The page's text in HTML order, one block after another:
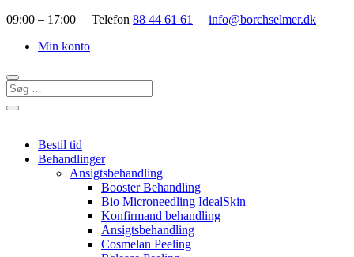
09:00 – 17:00 Telefon 88 44 61 61
info@borchselmer.dk
Min konto
Bestil tid
Behandlinger
Ansigtsbehandling
Booster Behandling
Bio Microneedling IdealSkin
Konfirmand behandling
Ansigtsbehandling
Cosmelan Peeling